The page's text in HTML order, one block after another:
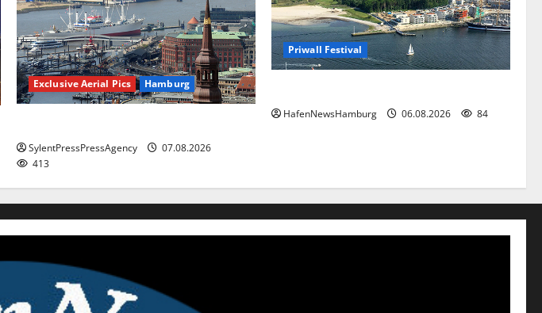
Exclusive Aerial Pics Hamburg
SylentPressPressAgency
07.08.2026
413
Priwall Festival
HafenNewsHamburg 06.08.2026 84